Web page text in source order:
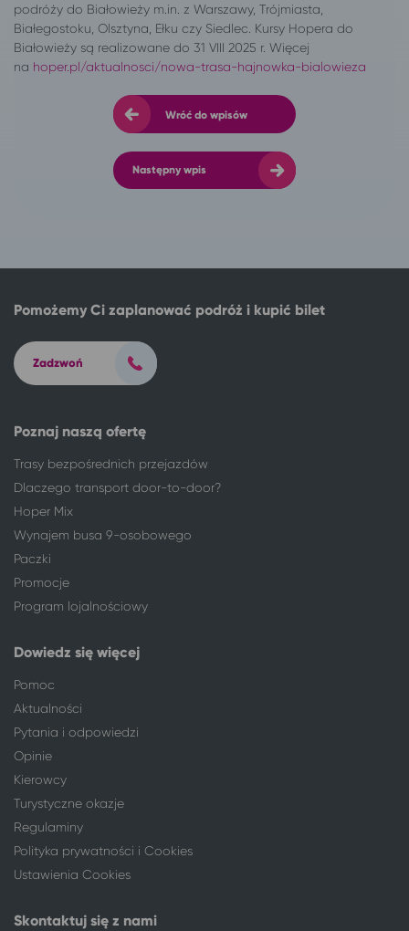
podróży do Białowieży m.in. z Warszawy, Trójmiasta,
Białegostoku, Olsztyna, Ełku czy Siedlec. Kursy Hopera do
Białowieży są realizowane do 31 VIII 2025 r. Więcej
na hoper.pl/aktualnosci/nowa-trasa-hajnowka-bialowieza
Wróć do wpisów
Następny wpis
Poznaj naszą ofertę
Trasy bezpośrednich przejazdów
Dlaczego transport door-to-door?
Hoper Mix
Wynajem busa 9-osobowego
Paczki
Promocje
Program lojalnościowy
Dowiedz się więcej
Pomoc
Aktualności
Pytania i odpowiedzi
Opinie
Kierowcy
Turystyczne okazje
Regulaminy
Polityka prywatności i Cookies
Ustawienia Cookies
Skontaktuj się z nami
Pomożemy Ci zaplanować podróż i kupić bilet
Zadzwoń